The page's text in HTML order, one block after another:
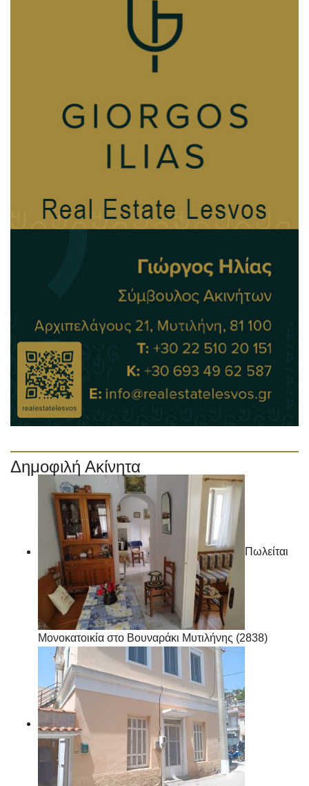
Δημοφιλή Ακίνητα
Πωλείται
Μονοκατοικία στο Βουναράκι Μυτιλήνης (2838)